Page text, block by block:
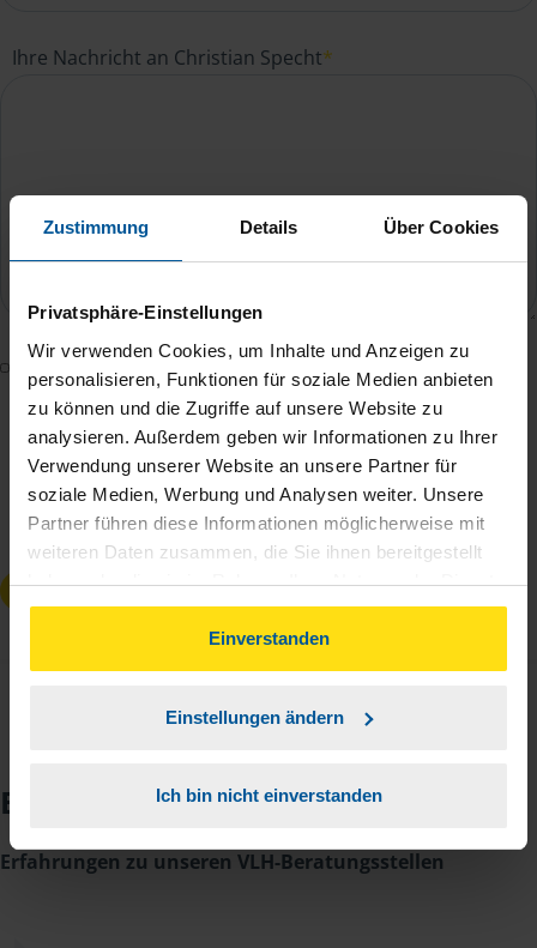
Zustimmung Details Über Cookies
Privatsphäre-Einstellungen
Wir verwenden Cookies, um Inhalte und Anzeigen zu
personalisieren, Funktionen für soziale Medien anbieten
zu können und die Zugriffe auf unsere Website zu
analysieren. Außerdem geben wir Informationen zu Ihrer
Verwendung unserer Website an unsere Partner für
soziale Medien, Werbung und Analysen weiter. Unsere
Partner führen diese Informationen möglicherweise mit
weiteren Daten zusammen, die Sie ihnen bereitgestellt
haben oder die sie im Rahmen Ihrer Nutzung der Dienste
gesammelt haben. Indem Sie auf Einverstanden klicken,
können Sie der Verwendung von Cookies, gemäß
unserer➔ Datenschutzrichtliniezustimmen.
Einverstanden
Einstellungen ändern
Ich bin nicht einverstanden
Ihre Nachricht an Christian Specht*
Mit dem Absenden des Kontaktformulars erkläre ich
mich damit einverstanden, dass meine Daten zur
Bearbeitung meines Anliegens sowie zur internen
Analyse der Zugriffsquelle verwendet werden.
DieDatenschutzbestimmungenhabe ich zur
Kenntnis genommen.*
Anfrage absenden
Echte Stimmen zur VLH
Erfahrungen zu unseren VLH-Beratungsstellen